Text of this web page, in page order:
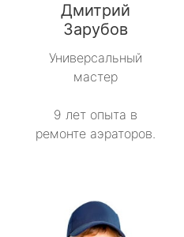
Дмитрий
Зарубов
Универсальный
мастер
9 лет опыта в
ремонте аэраторов.